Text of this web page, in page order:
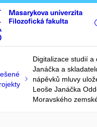
Digitalizace studií a
Janáčka a
nápěvků mluvy
Leoše Janáčka
Moravského